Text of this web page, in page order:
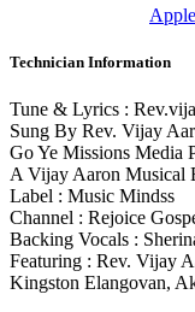
Apple
Technician Information
Tune & Lyrics :
Sung By Rev. Vijay
Go Ye Missions Media
A Vijay Aaron Musical
Label : Music Mindss
Channel : Rejoice
Backing Vocals :
Featuring : Rev. Vijay
Kingston Elangovan,